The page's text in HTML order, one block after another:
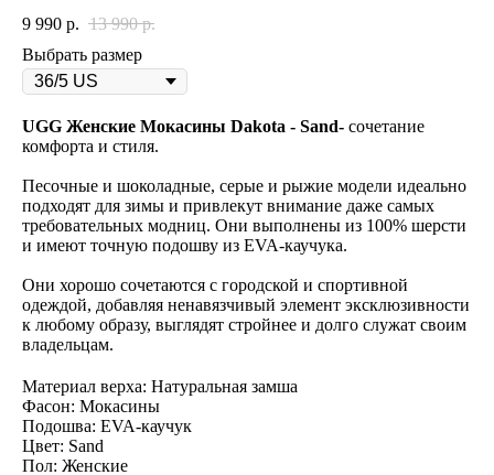
9 990 р. 13 990 р.
Выбрать размер
UGG Женские Мокасины Dakota - Sand- сочетание
комфорта и стиля.
Песочные и шоколадные, серые и рыжие модели идеально
подходят для зимы и привлекут внимание даже самых
требовательных модниц. Они выполнены из 100% шерсти
и имеют точную подошву из EVA-каучука.
Они хорошо сочетаются с городской и спортивной
одеждой, добавляя ненавязчивый элемент эксклюзивности
к любому образу, выглядят стройнее и долго служат своим
владельцам.
Материал верха: Натуральная замша
Фасон: Мокасины
Подошва: EVA-каучук
Цвет: Sand
Пол: Женские